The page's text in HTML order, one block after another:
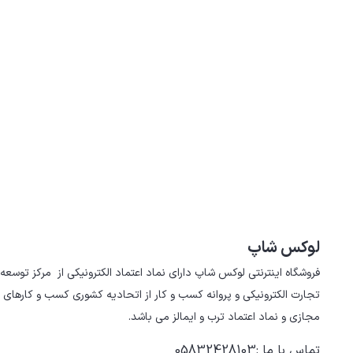
لوکس شاپ
مجازی و نماد اعتماد ترب و ایمالز می باشد.